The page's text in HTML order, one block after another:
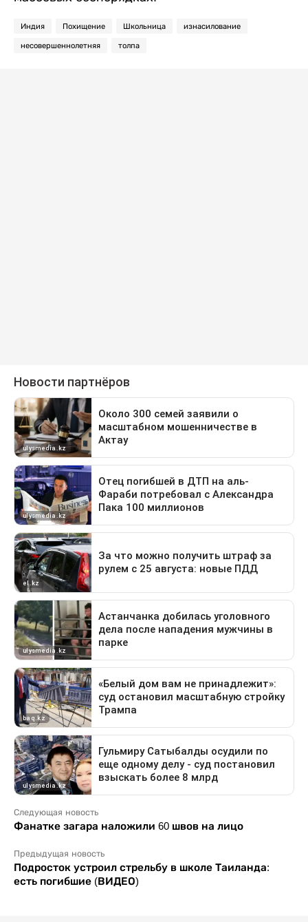
Индия Похищение Школьница изнасилование
несовершеннолетняя толпа
Следующая новость
Фанатке загара наложили 60 швов на лицо
Предыдущая новость
Подросток устроил стрельбу в школе Таиланда:
есть погибшие (ВИДЕО)